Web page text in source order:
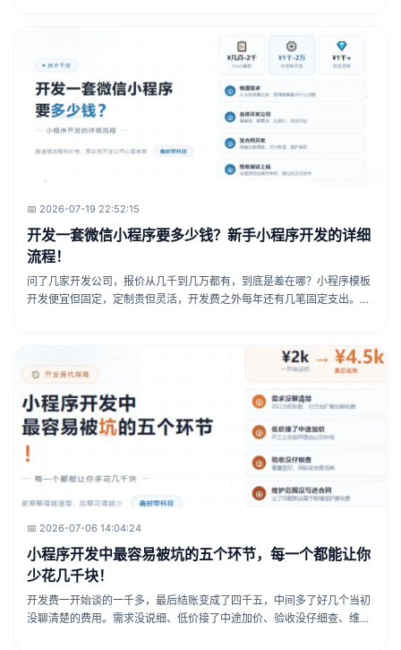
📅 2026-07-19 22:52:15
开发一套微信小程序要多少钱？新手小程序开发的详细
流程！
问了几家开发公司，报价从几千到几万都有，到底是差在哪？小程序模板
开发便宜但固定，定制贵但灵活，开发费之外每年还有几笔固定支出。看
📅 2026-07-06 14:04:24
小程序开发中最容易被坑的五个环节，每一个都能让你
少花几千块！
开发费一开始谈的一千多，最后结账变成了四千五，中间多了好几个当初
没聊清楚的费用。需求没说细、低价接了中途加价、验收没仔细查、维护